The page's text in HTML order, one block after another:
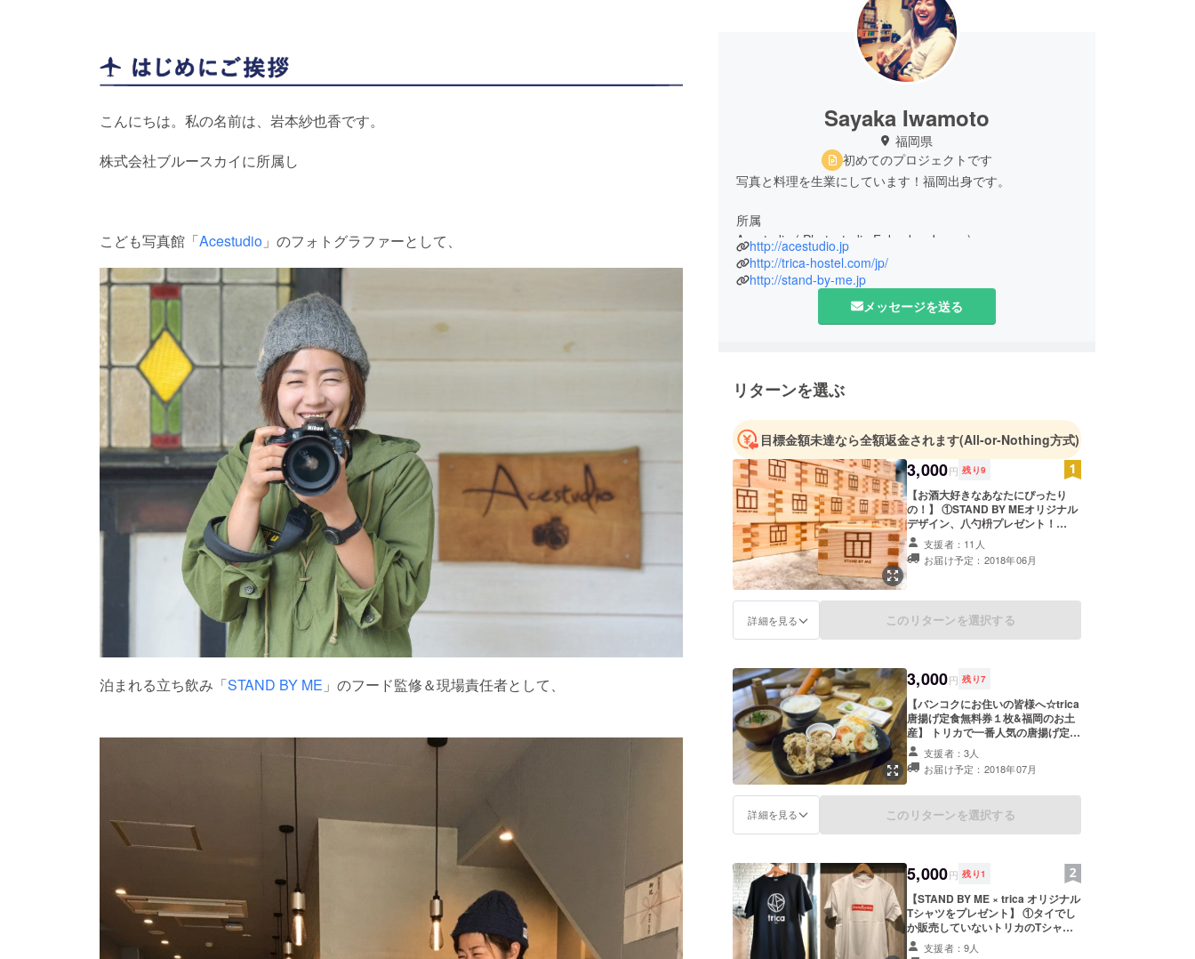
こんにちは。私の名前は、岩本紗也香です。
株式会社ブルースカイに所属し
こども写真館「Acestudio 」のフォトグラファーとして、
泊まれる立ち飲み「STAND BY ME 」のフード監修＆現場責任者として、
Sayaka Iwamoto
福岡県
初めてのプロジェクトです
写真と料理を生業にしています！福岡出身です。
所属
Acestudio ( Photostudio Fukuoka, Japan )
trica ( Hostel Bangkok, Thailand )
http://acestudio.jp
http://trica-hostel.com/jp/
http://stand-by-me.jp
メッセージを送る
リターンを選ぶ
目標金額未達なら全額返金されます(All-or-Nothing方式)
3,000円 残り9
【お酒大好きなあなたにぴったり
の！】 ①STAND BY MEオリジナル
デザイン、八勺枡プレゼント！
②STAND BY MEで使えるハイボー
ルorレモンサワー１時間飲み放題券
③さらにさらに、乾杯ドリンクなん
支援者：11人
お届け予定：2018年06月
詳細を見る このリターンを選択する
3,000円 残り7
【バンコクにお住いの皆様へ☆trica
唐揚げ定食無料券１枚&福岡のお土
産】 トリカで一番人気の唐揚げ定食
を１食プレゼント！ また、 福岡産
のお菓子や食材のお土産をプレゼン
トいたします。 トリカに受け取りに
支援者：3人
お届け予定：2018年07月
詳細を見る このリターンを選択する
5,000円 残り1
【STAND BY ME × trica オリジナル
Tシャツをプレゼント】 ①タイでし
か販売していないトリカのTシャツ
と、STAND BY MEのTシャツをプレ
ゼント！ 在庫次第ですがサイズ・デ
支援者：9人